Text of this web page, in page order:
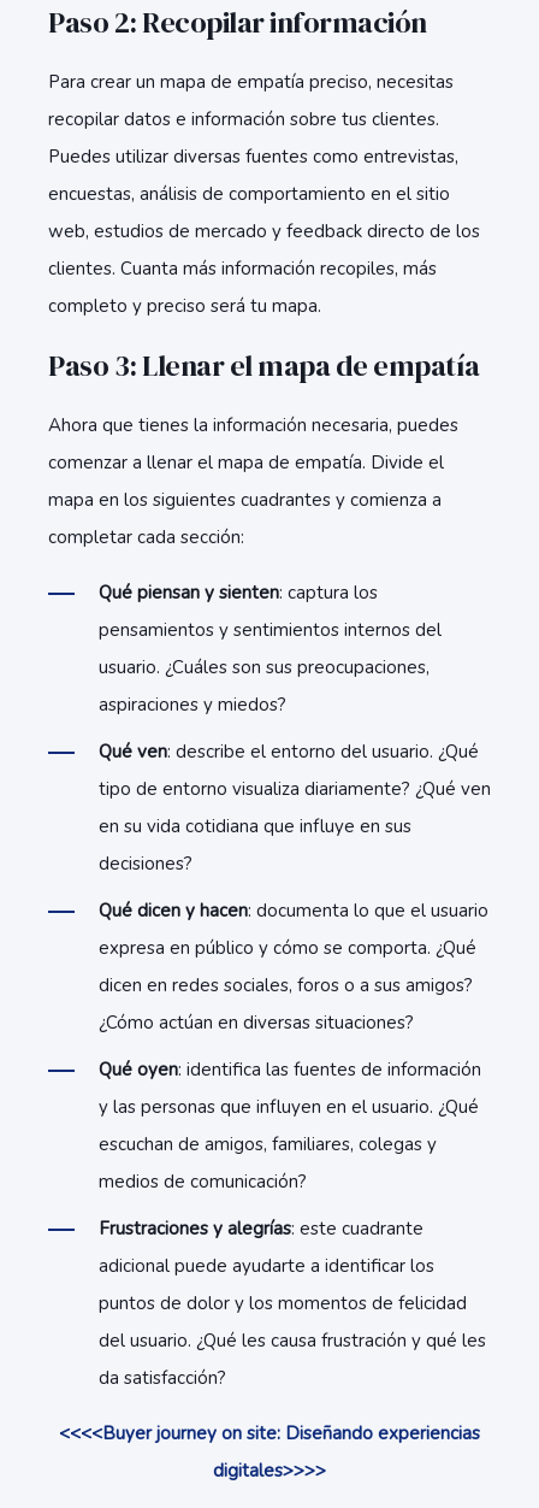
Paso 2: Recopilar información
Para crear un mapa de empatía preciso, necesitas
recopilar datos e información sobre tus clientes.
Puedes utilizar diversas fuentes como entrevistas,
encuestas, análisis de comportamiento en el sitio
web, estudios de mercado y feedback directo de los
clientes. Cuanta más información recopiles, más
completo y preciso será tu mapa.
Paso 3: Llenar el mapa de empatía
Ahora que tienes la información necesaria, puedes
comenzar a llenar el mapa de empatía. Divide el
mapa en los siguientes cuadrantes y comienza a
completar cada sección:
Qué piensan y sienten: captura los
pensamientos y sentimientos internos del
usuario. ¿Cuáles son sus preocupaciones,
aspiraciones y miedos?
Qué ven: describe el entorno del usuario. ¿Qué
tipo de entorno visualiza diariamente? ¿Qué ven
en su vida cotidiana que influye en sus
decisiones?
Qué dicen y hacen: documenta lo que el usuario
expresa en público y cómo se comporta. ¿Qué
dicen en redes sociales, foros o a sus amigos?
¿Cómo actúan en diversas situaciones?
Qué oyen: identifica las fuentes de información
y las personas que influyen en el usuario. ¿Qué
escuchan de amigos, familiares, colegas y
medios de comunicación?
Frustraciones y alegrías: este cuadrante
adicional puede ayudarte a identificar los
puntos de dolor y los momentos de felicidad
del usuario. ¿Qué les causa frustración y qué les
da satisfacción?
<<<<Buyer journey on site: Diseñando experiencias
digitales>>>>